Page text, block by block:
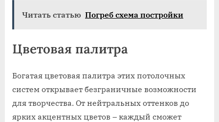
Читать статью Погреб схема постройки
Цветовая палитра
Богатая цветовая палитра этих потолочных
систем открывает безграничные возможности
для творчества. От нейтральных оттенков до
ярких акцентных цветов – каждый сможет